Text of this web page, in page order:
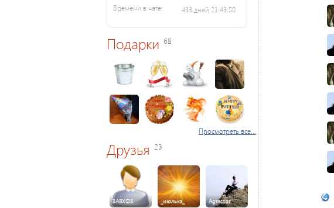
Времени в чате: 433 дней 21:43:50
Подарки 68
Просмотреть все...
Друзья 23
3ABXO3 _июлька_ Agressor